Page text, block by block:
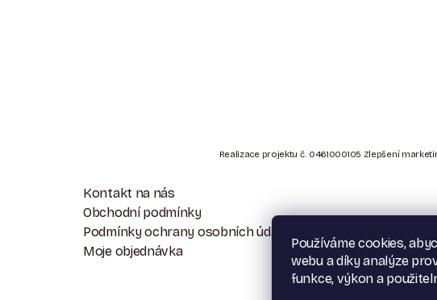
Používáme cookies,
webu a díky analýze
funkce, výkon a
Realizace projektu č. 0461000105 Zlepšení
Kontakt na nás
Obchodní podmínky
Podmínky ochrany osobních údajů
Moje objednávka